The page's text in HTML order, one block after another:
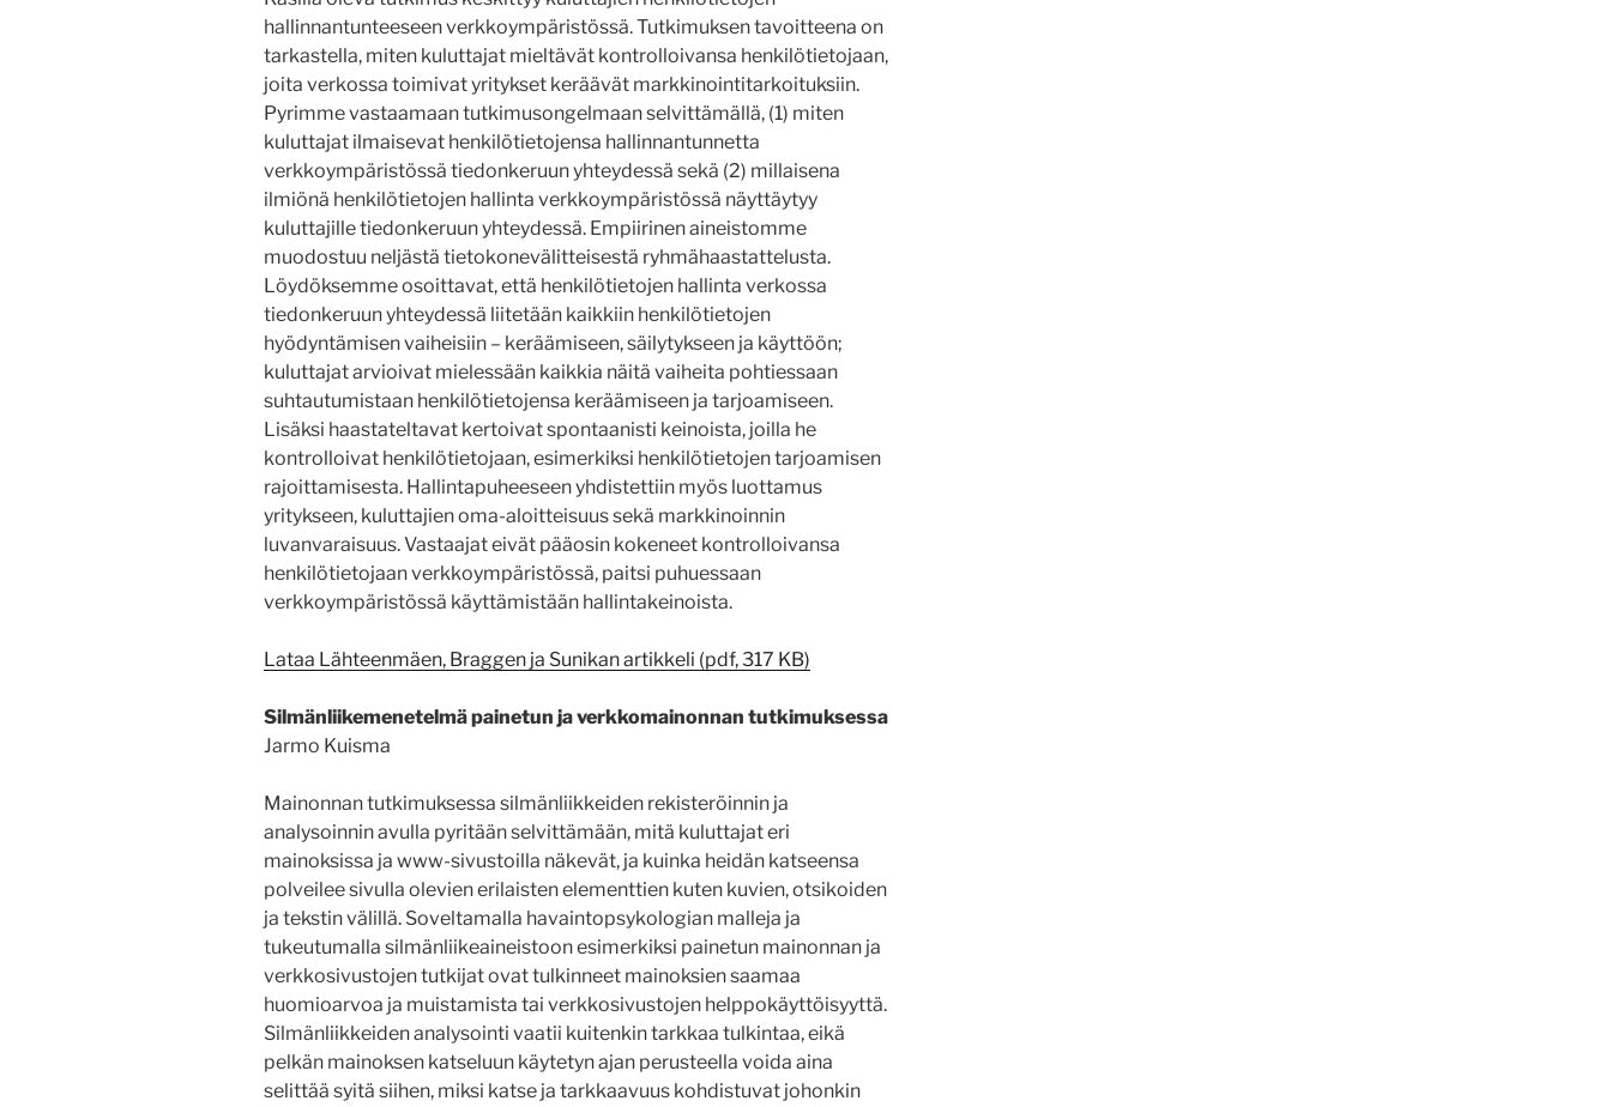
hallinnantunteeseen verkkoympäristössä. Tutkimuksen tavoitteena on
tarkastella, miten kuluttajat mieltävät kontrolloivansa henkilötietojaan,
joita verkossa toimivat yritykset keräävät markkinointitarkoituksiin.
Pyrimme vastaamaan tutkimusongelmaan selvittämällä, (1) miten
kuluttajat ilmaisevat henkilötietojensa hallinnantunnetta
verkkoympäristössä tiedonkeruun yhteydessä sekä (2) millaisena
ilmiönä henkilötietojen hallinta verkkoympäristössä näyttäytyy
kuluttajille tiedonkeruun yhteydessä. Empiirinen aineistomme
muodostuu neljästä tietokonevälitteisestä ryhmähaastattelusta.
Löydöksemme osoittavat, että henkilötietojen hallinta verkossa
tiedonkeruun yhteydessä liitetään kaikkiin henkilötietojen
hyödyntämisen vaiheisiin – keräämiseen, säilytykseen ja käyttöön;
kuluttajat arvioivat mielessään kaikkia näitä vaiheita pohtiessaan
suhtautumistaan henkilötietojensa keräämiseen ja tarjoamiseen.
Lisäksi haastateltavat kertoivat spontaanisti keinoista, joilla he
kontrolloivat henkilötietojaan, esimerkiksi henkilötietojen tarjoamisen
rajoittamisesta. Hallintapuheeseen yhdistettiin myös luottamus
yritykseen, kuluttajien oma-aloitteisuus sekä markkinoinnin
luvanvaraisuus. Vastaajat eivät pääosin kokeneet kontrolloivansa
henkilötietojaan verkkoympäristössä, paitsi puhuessaan
verkkoympäristössä käyttämistään hallintakeinoista.
Lataa Lähteenmäen, Braggen ja Sunikan artikkeli (pdf, 317 KB)
Silmänliikemenetelmä painetun ja verkkomainonnan tutkimuksessa
Jarmo Kuisma
Mainonnan tutkimuksessa silmänliikkeiden rekisteröinnin ja
analysoinnin avulla pyritään selvittämään, mitä kuluttajat eri
mainoksissa ja www-sivustoilla näkevät, ja kuinka heidän katseensa
polveilee sivulla olevien erilaisten elementtien kuten kuvien, otsikoiden
ja tekstin välillä. Soveltamalla havaintopsykologian malleja ja
tukeutumalla silmänliikeaineistoon esimerkiksi painetun mainonnan ja
verkkosivustojen tutkijat ovat tulkinneet mainoksien saamaa
huomioarvoa ja muistamista tai verkkosivustojen helppokäyttöisyyttä.
Silmänliikkeiden analysointi vaatii kuitenkin tarkkaa tulkintaa, eikä
pelkän mainoksen katseluun käytetyn ajan perusteella voida aina
selittää syitä siihen, miksi katse ja tarkkaavuus kohdistuvat johonkin